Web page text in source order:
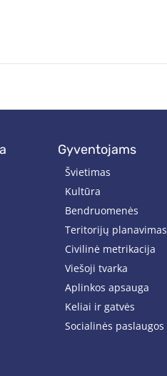
gyventojams
Švietimas
Kultūra
Bendruomenės
Teritorijų planavimas
Civilinė metrikacija
Viešoji tvarka
Aplinkos apsauga
Keliai ir gatvės
Socialinės paslaugos